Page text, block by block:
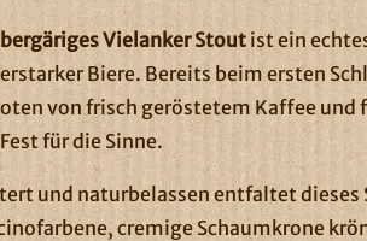
Vielanker Stout ist ein
Biere. Bereits beim ersten
von frisch geröstetem Kaffee
für die Sinne.
und naturbelassen entfaltet dieses
cremige Schaumkrone